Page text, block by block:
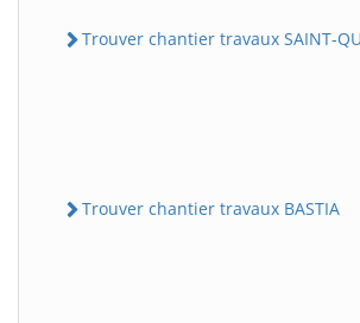
Trouver chantier travaux SAINT-
Trouver chantier travaux BASTIA